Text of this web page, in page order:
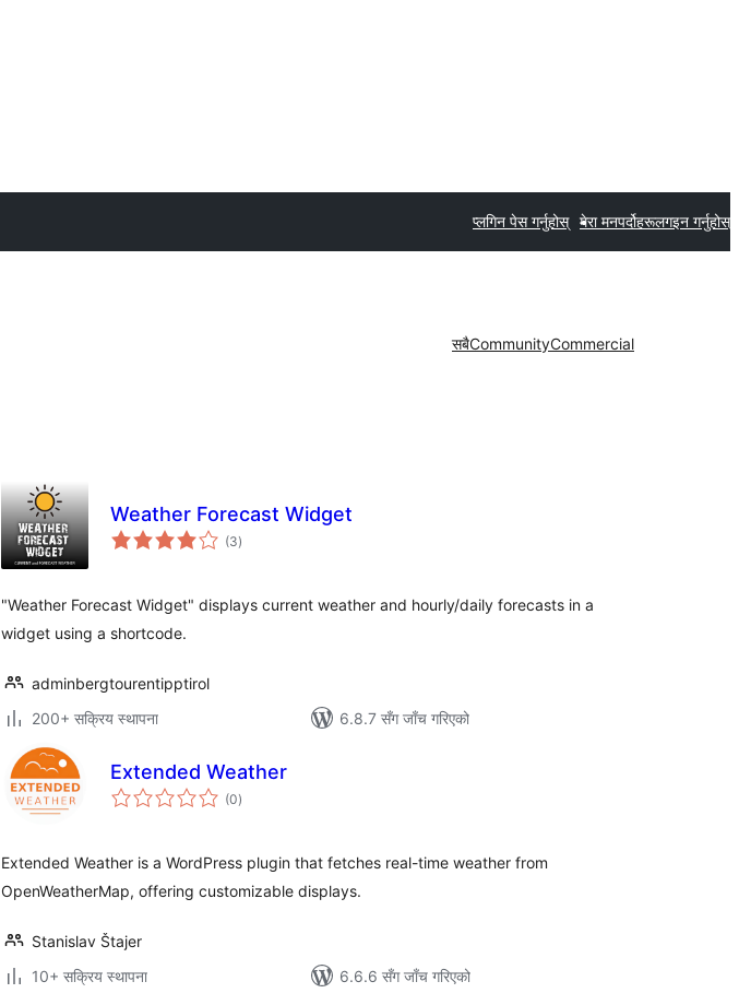
प्लगिन पेस गर्नुहोस् मेरा मनपर्दोहरूलगइन गर्नुहोस्
सबैCommunityCommercial
Weather Forecast Widget
(3कुल
रेटिङ्गहरू
)
"Weather Forecast Widget" displays current weather and hourly/daily forecasts in a
widget using a shortcode.
adminbergtourentipptirol
200+ सक्रिय स्थापना
6.8.7 सँग जाँच गरिएको
Extended Weather
(0कुल
रेटिङ्गहरू
)
Extended Weather is a WordPress plugin that fetches real-time weather from
OpenWeatherMap, offering customizable displays.
Stanislav Štajer
10+ सक्रिय स्थापना
6.6.6 सँग जाँच गरिएको